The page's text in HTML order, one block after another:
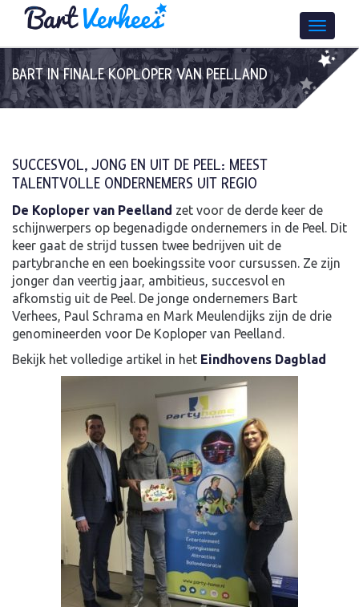
BART IN FINALE KOPLOPER VAN PEELLAND
SUCCESVOL, JONG EN UIT DE PEEL: MEEST
TALENTVOLLE ONDERNEMERS UIT REGIO
De Koploper van Peelland zet voor de derde keer de
schijnwerpers op begenadigde ondernemers in de Peel. Dit
keer gaat de strijd tussen twee bedrijven uit de
partybranche en een boekingssite voor cursussen. Ze zijn
jonger dan veertig jaar, ambitieus, succesvol en
afkomstig uit de Peel. De jonge ondernemers Bart
Verhees, Paul Schrama en Mark Meulendijks zijn de drie
genomineerden voor De Koploper van Peelland.
Bekijk het volledige artikel in het Eindhovens Dagblad